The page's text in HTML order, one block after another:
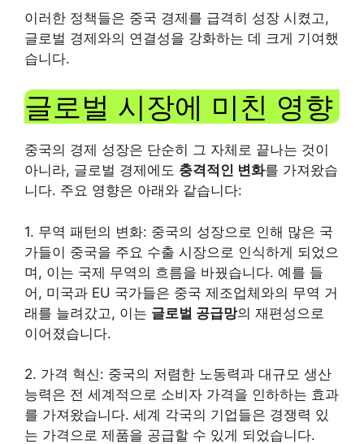
이러한 정책들은 중국 경제를 급격히 성장 시켰고,
글로벌 경제와의 연결성을 강화하는 데 크게 기여했
습니다.
글로벌 시장에 미친 영향
중국의 경제 성장은 단순히 그 자체로 끝나는 것이
아니라, 글로벌 경제에도 충격적인 변화를 가져왔습
니다. 주요 영향은 아래와 같습니다:
1. 무역 패턴의 변화: 중국의 성장으로 인해 많은 국
가들이 중국을 주요 수출 시장으로 인식하게 되었으
며, 이는 국제 무역의 흐름을 바꿨습니다. 예를 들
어, 미국과 EU 국가들은 중국 제조업체와의 무역 거
래를 늘려갔고, 이는 글로벌 공급망의 재편성으로
이어졌습니다.
2. 가격 혁신: 중국의 저렴한 노동력과 대규모 생산
능력은 전 세계적으로 소비자 가격을 인하하는 효과
를 가져왔습니다. 세계 각국의 기업들은 경쟁력 있
는 가격으로 제품을 공급할 수 있게 되었습니다.